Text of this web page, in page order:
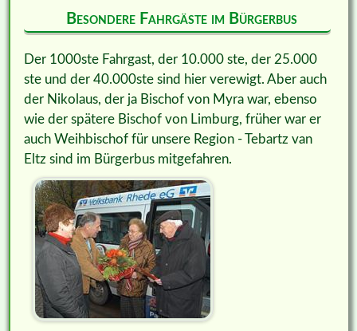
Besondere Fahrgäste im Bürgerbus
Der 1000ste Fahrgast, der 10.000 ste, der 25.000
ste und der 40.000ste sind hier verewigt. Aber auch
der Nikolaus, der ja Bischof von Myra war, ebenso
wie der spätere Bischof von Limburg, früher war er
auch Weihbischof für unsere Region - Tebartz van
Eltz sind im Bürgerbus mitgefahren.